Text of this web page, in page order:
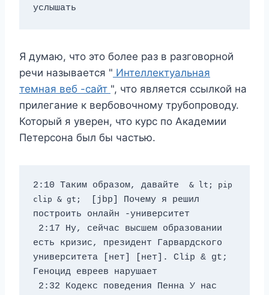
услышать
Я думаю, что это более раз в разговорной
речи называется " Интеллектуальная
темная веб -сайт ", что является ссылкой на
прилегание к вербовочному трубопроводу.
Который я уверен, что курс по Академии
Петерсона был бы частью.
2:10 Таким образом, давайте
& lt; pip
clip & gt;
[jbp] Почему я решил
построить онлайн -университет
есть кризис, президент Гарвардского
университета [нет] [нет]. Clip & gt;
Геноцид евреев нарушает